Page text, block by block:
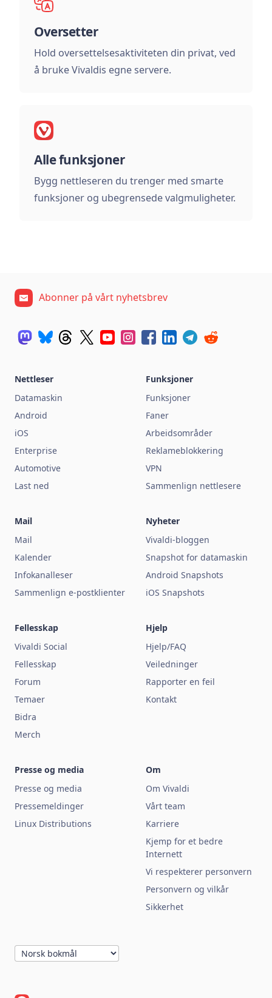
Oversetter
Hold oversettelsesaktiviteten din privat, ved
å bruke Vivaldis egne servere.
Alle funksjoner
Bygg nettleseren du trenger med smarte
funksjoner og ubegrensede valgmuligheter.
Abonner på vårt nyhetsbrev
Nettleser
Datamaskin
Android
iOS
Enterprise
Automotive
Last ned
Funksjoner
Funksjoner
Faner
Arbeidsområder
Reklameblokkering
VPN
Sammenlign nettlesere
Mail
Mail
Kalender
Infokanalleser
Sammenlign e-postklienter
Nyheter
Vivaldi-bloggen
Snapshot for datamaskin
Android Snapshots
iOS Snapshots
Fellesskap
Vivaldi Social
Fellesskap
Forum
Temaer
Bidra
Merch
Hjelp
Hjelp/FAQ
Veiledninger
Rapporter en feil
Kontakt
Presse og media
Presse og media
Pressemeldinger
Linux Distributions
Om
Om Vivaldi
Vårt team
Karriere
Kjemp for et bedre
Internett
Vi respekterer personvern
Personvern og vilkår
Sikkerhet